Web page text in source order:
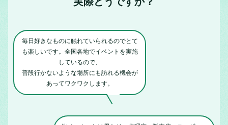
毎日好きなものに触れていられるのでとて
も楽しいです。 全国各地でイベントを実施
しているので、
普段行かないような場所にも訪れる機会が
あってワクワクします。